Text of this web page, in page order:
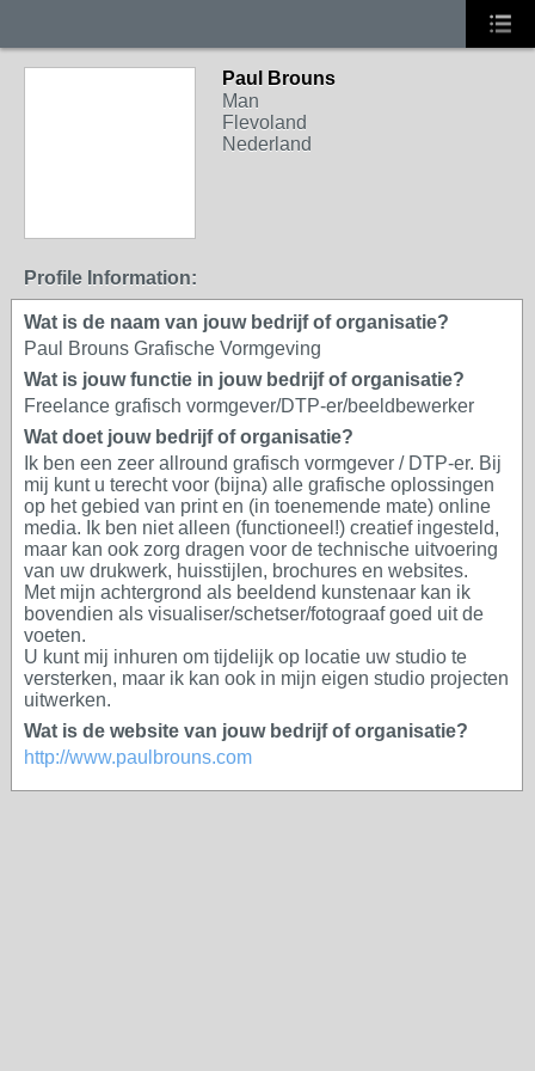
Paul Brouns
Man
Flevoland
Nederland
Profile Information:
Wat is de naam van jouw bedrijf of organisatie?
Paul Brouns Grafische Vormgeving
Wat is jouw functie in jouw bedrijf of organisatie?
Freelance grafisch vormgever/DTP-er/beeldbewerker
Wat doet jouw bedrijf of organisatie?
Ik ben een zeer allround grafisch vormgever / DTP-er. Bij
mij kunt u terecht voor (bijna) alle grafische oplossingen
op het gebied van print en (in toenemende mate) online
media. Ik ben niet alleen (functioneel!) creatief ingesteld,
maar kan ook zorg dragen voor de technische uitvoering
van uw drukwerk, huisstijlen, brochures en websites.
Met mijn achtergrond als beeldend kunstenaar kan ik
bovendien als visualiser/schetser/fotograaf goed uit de
voeten.
U kunt mij inhuren om tijdelijk op locatie uw studio te
versterken, maar ik kan ook in mijn eigen studio projecten
uitwerken.
Wat is de website van jouw bedrijf of organisatie?
http://www.paulbrouns.com